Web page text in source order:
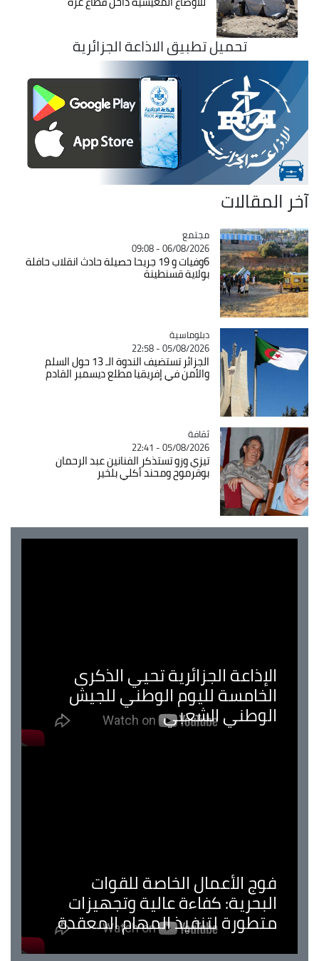
تحميل تطبيق الاذاعة الجزائرية
آخر المقالات
Catégorie
مجتمع
06/08/2026 - 09:08
6وفيات و 19 جريحا حصيلة حادث انقلاب حافلة
بولاية قسنطينة
Catégorie
دبلوماسية
05/08/2026 - 22:58
الجزائر تستضيف الندوة الـ 13 حول السلم
والأمن في إفريقيا مطلع ديسمبر القادم
Catégorie
ثقافة
05/08/2026 - 22:41
تيزي وزو تستذكر الفنانين عبد الرحمان
بوقرموح ومحند أكلي بلخير
الإذاعة الجزائرية تحيي الذكرى
الخامسة لليوم الوطني للجيش
الوطني الشعبي
فوج الأعمال الخاصة للقوات
البحرية: كفاءة عالية وتجهيزات
متطورة لتنفيذ المهام المعقدة